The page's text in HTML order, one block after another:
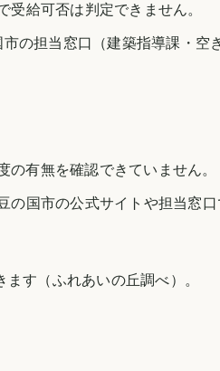
給可否は判定できません。
市の担当窓口（建築指導課・空
有無を確認できていません。
の国市の公式サイトや担当窓口
ます（ふれあいの丘調べ）。